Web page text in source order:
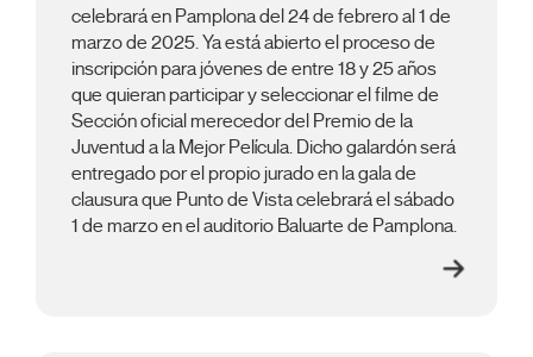
celebrará en Pamplona del 24 de febrero al 1 de
marzo de 2025. Ya está abierto el proceso de
inscripción para jóvenes de entre 18 y 25 años
que quieran participar y seleccionar el filme de
Sección oficial merecedor del Premio de la
Juventud a la Mejor Película. Dicho galardón será
entregado por el propio jurado en la gala de
clausura que Punto de Vista celebrará el sábado
1 de marzo en el auditorio Baluarte de Pamplona.